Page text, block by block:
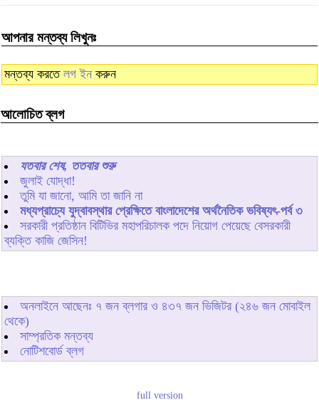
আপনার মন্তব্য লিখুনঃ
মন্তব্য করতে লগ ইন করুন
আলোচিত ব্লগ
যতবার শেষ, ততবার শুরু
জুলাই যোদ্ধা!
তুমি যা জানো, আমি তা জানি না
মধ্যপ্রাচ্যে যুদ্বাবস্থার প্রেক্ষিতে বাংলাদেশের অর্থনৈতিক ভবিষ্যৎ-পর্ব ৩
সরকারী প্রতিষ্ঠান বিটিভির মহাপরিচালক পদে নিয়োগ পেয়েছে বেসরকারী
ব্যক্তি কাজি জেসিন!
অনলাইনে আছেনঃ ৭ জন ব্লগার ও ৪৩৭ জন ভিজিটর (২৪৬ জন মোবাইল
থেকে)
সাম্প্রতিক মন্তব্য
নোটিশবোর্ড ব্লগ
full version